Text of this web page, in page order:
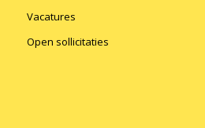
Vacatures
Open sollicitaties